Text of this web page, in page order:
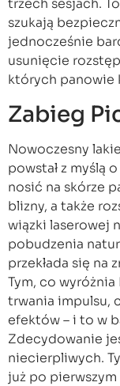
trzech sesjach.
szukają
jednocześnie
usunięcie
których panowie
Zabieg
Nowoczesny
powstał z myślą
nosić na skórze
blizny, a także
wiązki laserowej
pobudzenia
przekłada się na
Tym, co
trwania impulsu,
efektów – i to w
Zdecydowanie
niecierpliwych.
już po